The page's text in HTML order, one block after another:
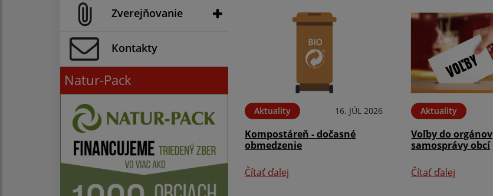
Zverejňovanie
Kontakty
Natur-Pack
Aktuality 16. JÚL 2026
Kompostáreň - dočasné
obmedzenie
Čítať ďalej
Aktuality
Voľby do orgánov
samosprávy obcí
Čítať ďalej